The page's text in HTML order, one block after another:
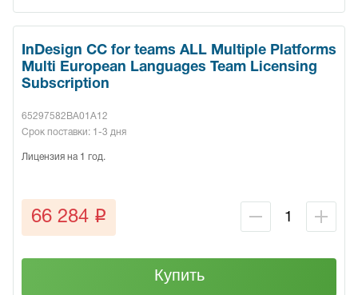
InDesign CC for teams ALL Multiple Platforms
Multi European Languages Team Licensing
Subscription
65297582BA01A12
Срок поставки: 1-3 дня
Лицензия на 1 год.
66 284 q
Купить